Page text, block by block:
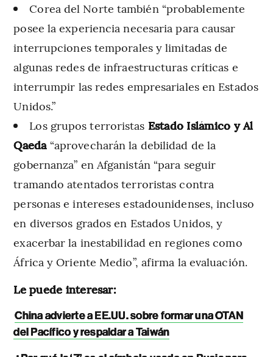
Corea del Norte también “probablemente
posee la experiencia necesaria para causar
interrupciones temporales y limitadas de
algunas redes de infraestructuras críticas e
interrumpir las redes empresariales en Estados
Unidos.”
Los grupos terroristas Estado Islámico y Al
Qaeda “aprovecharán la debilidad de la
gobernanza” en Afganistán “para seguir
tramando atentados terroristas contra
personas e intereses estadounidenses, incluso
en diversos grados en Estados Unidos, y
exacerbar la inestabilidad en regiones como
África y Oriente Medio”, afirma la evaluación.
Le puede interesar:
China advierte a EE.UU. sobre formar una OTAN
del Pacífico y respaldar a Taiwán